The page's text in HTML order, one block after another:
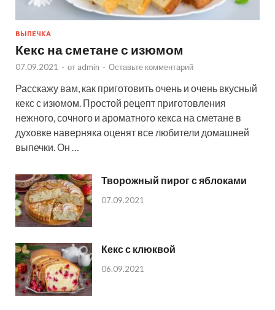
ВЫПЕЧКА
Кекс на сметане с изюмом
07.09.2021 - от admin - Оставьте комментарий
Расскажу вам, как приготовить очень и очень вкусный
кекс с изюмом. Простой рецепт приготовления
нежного, сочного и ароматного кекса на сметане в
духовке наверняка оценят все любители домашней
выпечки. Он …
Творожный пирог с яблоками
07.09.2021
Кекс с клюквой
06.09.2021